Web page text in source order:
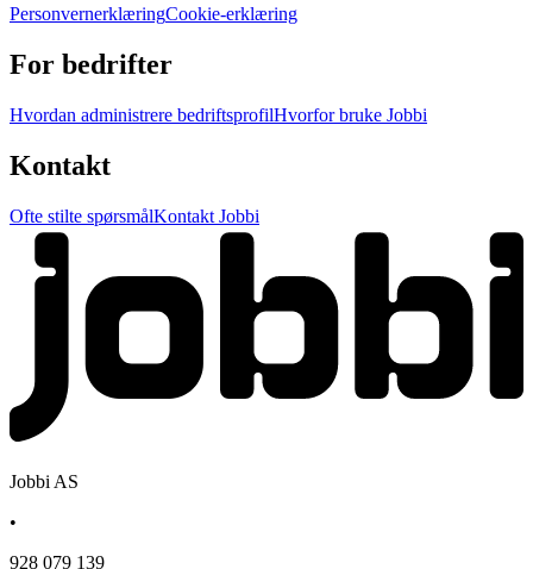
PersonvernerklæringCookie-erklæring
For bedrifter
Hvordan administrere bedriftsprofilHvorfor bruke Jobbi
Kontakt
Ofte stilte spørsmålKontakt Jobbi
Jobbi AS
•
928 079 139